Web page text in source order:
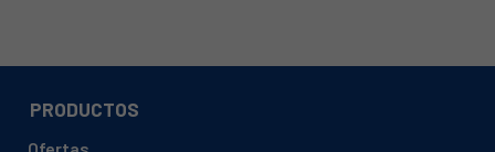
PRODUCTOS
Ofertas